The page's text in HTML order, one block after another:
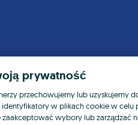
prywatność
przechowujemy lub uzyskujemy
identyfikatory w plikach cookie w celu
wybory lub zarządzać